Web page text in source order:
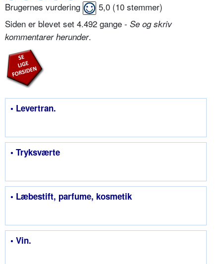
Brugernes vurdering 5,0 (10 stemmer)
Siden er blevet set 4.492 gange - Se og skriv
kommentarer herunder.
• Levertran.
• Tryksværte
• Læbestift, parfume, kosmetik
• Vin.